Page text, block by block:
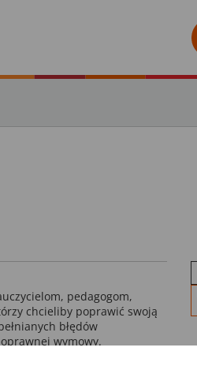
pedagogom,
chcieliby poprawić swoją
błędów
wymowy.
umożliwiają